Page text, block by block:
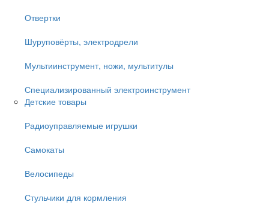
Отвертки
Шуруповёрты, электродрели
Мультиинструмент, ножи, мультитулы
Специализированный электроинструмент
Детские товары
Радиоуправляемые игрушки
Самокаты
Велосипеды
Стульчики для кормления